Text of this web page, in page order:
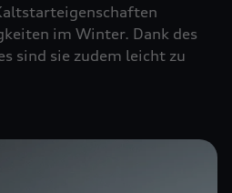
im Winter. Dank des
sind sie zudem leicht zu